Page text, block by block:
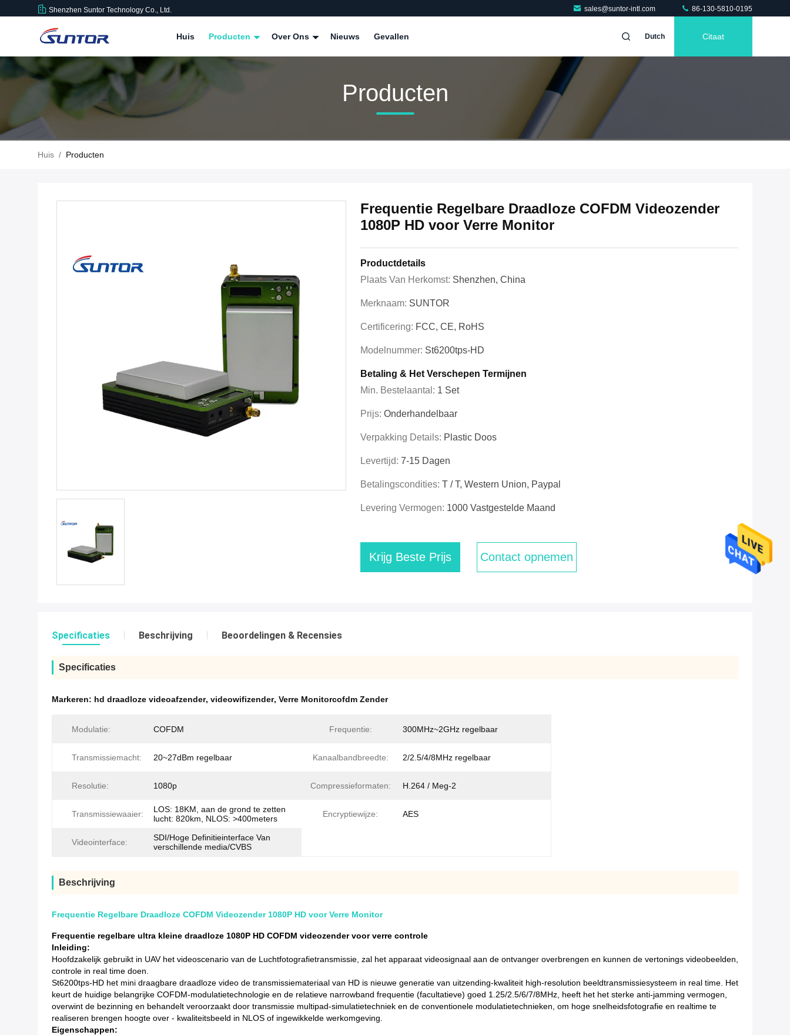
Shenzhen Suntor Technology Co., Ltd. sales@suntor-intl.com 86-130-5810-0195
Huis Producten Over Ons Nieuws Gevallen Dutch Citaat
Producten
Huis / Producten
Frequentie Regelbare Draadloze COFDM Videozender
1080P HD voor Verre Monitor
Productdetails
Plaats Van Herkomst: Shenzhen, China
Merknaam: SUNTOR
Certificering: FCC, CE, RoHS
Modelnummer: St6200tps-HD
Betaling & Het Verschepen Termijnen
Min. Bestelaantal: 1 Set
Prijs: Onderhandelbaar
Verpakking Details: Plastic Doos
Levertijd: 7-15 Dagen
Betalingscondities: T / T, Western Union, Paypal
Levering Vermogen: 1000 Vastgestelde Maand
Krijg Beste Prijs Contact opnemen
Specificaties Beschrijving Beoordelingen & Recensies
Specificaties
Markeren: hd draadloze videoafzender, videowifizender, Verre Monitorcofdm Zender
Modulatie: COFDM Frequentie: 300MHz~2GHz regelbaar
Transmissiemacht: 20~27dBm regelbaar Kanaalbandbreedte: 2/2.5/4/8MHz regelbaar
Resolutie: 1080p Compressieformaten: H.264 / Meg-2
Transmissiewaaier:
LOS: 18KM, aan de grond te zetten
lucht: 820km, NLOS: >400meters
Encryptiewijze: AES
Videointerface:
SDI/Hoge Definitieinterface Van
verschillende media/CVBS
Beschrijving
Frequentie Regelbare Draadloze COFDM Videozender 1080P HD voor Verre Monitor
Frequentie regelbare ultra kleine draadloze 1080P HD COFDM videozender voor verre controle
Inleiding:
Hoofdzakelijk gebruikt in UAV het videoscenario van de Luchtfotografietransmissie, zal het apparaat videosignaal aan de ontvanger overbrengen en kunnen de vertonings videobeelden,
controle in real time doen.
St6200tps-HD het mini draagbare draadloze video de transmissiemateriaal van HD is nieuwe generatie van uitzending-kwaliteit high-resolution beeldtransmissiesysteem in real time. Het
keurt de huidige belangrijke COFDM-modulatietechnologie en de relatieve narrowband frequentie (facultatieve) goed 1.25/2.5/6/7/8MHz, heeft het het sterke anti-jamming vermogen,
overwint de bezinning en behandelt veroorzaakt door transmissie multipad-simulatietechniek en de conventionele modulatietechnieken, om hoge snelheidsfotografie en realtime te
realiseren brengen hoogte over - kwaliteitsbeeld in NLOS of ingewikkelde werkomgeving.
Eigenschappen: